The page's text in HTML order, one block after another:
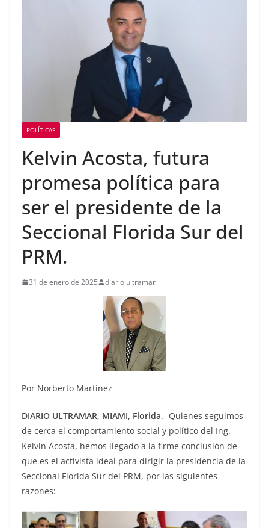
Consulado General de la
República Dominicana en
Miami y Broward
International University
suscriben acuerdo de
colaboración académica
POLÍTICAS
Kelvin Acosta, futura
promesa política para
ser el presidente de la
Seccional Florida Sur del
PRM.
31 de enero de 2025 diario ultramar
Por Norberto Martínez
DIARIO ULTRAMAR, MIAMI, Florida.- Quienes seguimos
de cerca el comportamiento social y político del Ing.
Kelvin Acosta, hemos llegado a la firme conclusión de
que es el activista ideal para dirigir la presidencia de la
Seccional Florida Sur del PRM, por las siguientes
razones: